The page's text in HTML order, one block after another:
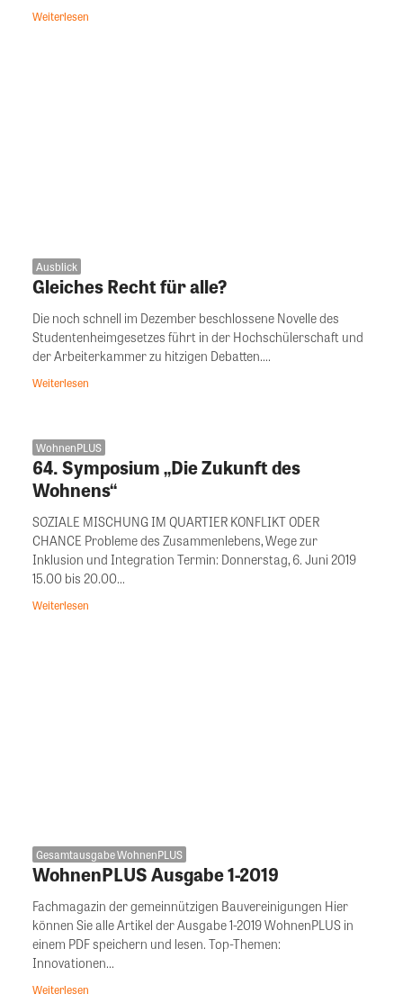
Weiterlesen
Ausblick
Gleiches Recht für alle?
Die noch schnell im Dezember beschlossene Novelle des
Studentenheimgesetzes führt in der Hochschülerschaft und
der Arbeiterkammer zu hitzigen Debatten....
Weiterlesen
WohnenPLUS
64. Symposium „Die Zukunft des
Wohnens“
SOZIALE MISCHUNG IM QUARTIER KONFLIKT ODER
CHANCE Probleme des Zusammenlebens, Wege zur
Inklusion und Integration Termin: Donnerstag, 6. Juni 2019
15.00 bis 20.00...
Weiterlesen
Gesamtausgabe WohnenPLUS
WohnenPLUS Ausgabe 1-2019
Fachmagazin der gemeinnützigen Bauvereinigungen Hier
können Sie alle Artikel der Ausgabe 1-2019 WohnenPLUS in
einem PDF speichern und lesen. Top-Themen:
Innovationen...
Weiterlesen